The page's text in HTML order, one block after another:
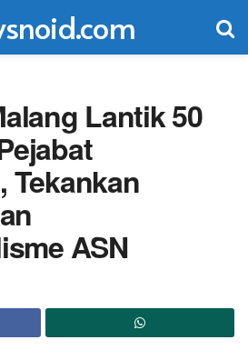
Lantik 50
Tekankan
ASN